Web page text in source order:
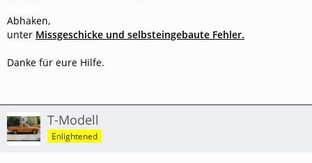
Abhaken,
unter Missgeschicke und selbsteingebaute Fehler.
Danke für eure Hilfe.
T-Modell
Enlightened